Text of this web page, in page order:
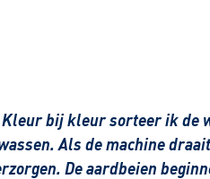
Kleur bij kleur sorteer ik de
Als de machine
De aardbeien